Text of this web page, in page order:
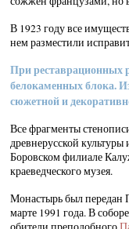
В 1923 году все
нем разместили
При реставрационных
белокаменных блока.
сюжетной и
Все фрагменты
древнерусской
Боровском филиале
краеведческого музея.
Монастырь был передан
марте 1991 года. В